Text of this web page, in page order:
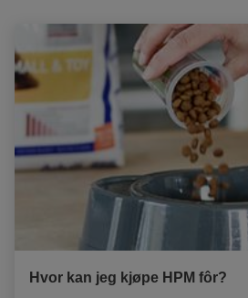
Hvor kan jeg kjøpe HPM fôr?